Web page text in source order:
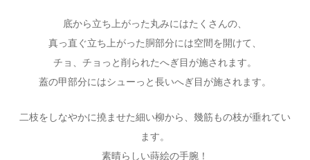
底から立ち上がった丸みにはたくさんの、
真っ直ぐ立ち上がった胴部分には空間を開けて、
チョ、チョっと削られたへぎ目が施されます。
蓋の甲部分にはシューっと長いへぎ目が施されます。
二枝をしなやかに撓ませた細い柳から、幾筋もの枝が垂れてい
ます。
素晴らしい蒔絵の手腕！